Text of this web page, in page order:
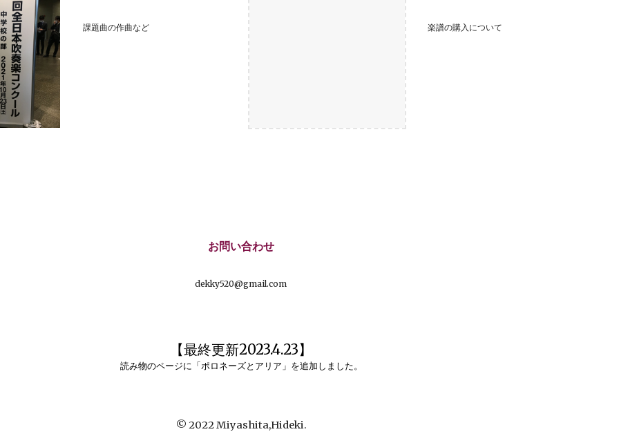
課題曲の作曲など 楽譜の購入について
お問い合わせ
dekky520@gmail.com
【最終更新2023.4.23】
読み物のページに「ポロネーズとアリア」を追加しました。
©︎ 2022Miyashita,Hideki.